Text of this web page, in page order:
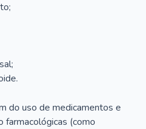
do uso de medicamentos e
farmacológicas (como